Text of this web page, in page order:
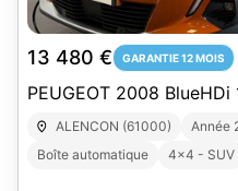
13 480 € GARANTIE 12 MOIS
PEUGEOT 2008 BlueHDi
ALENCON (61000) Année
Boîte automatique
4x4 - SUV